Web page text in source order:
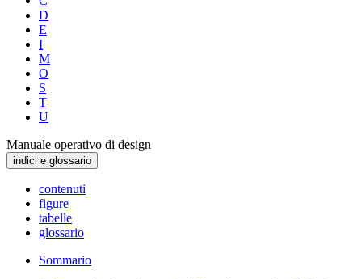
D
E
I
M
O
S
T
U
Manuale operativo di design
indici e glossario
contenuti
figure
tabelle
glossario
Sommario